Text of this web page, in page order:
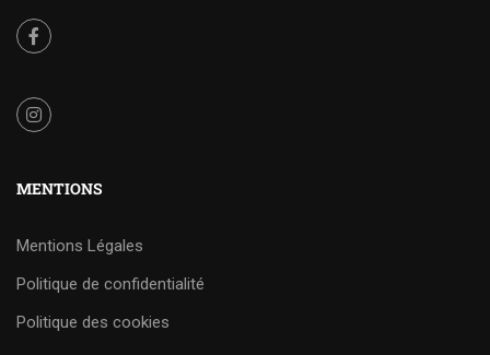
MENTIONS
Mentions Légales
Politique de confidentialité
Politique des cookies